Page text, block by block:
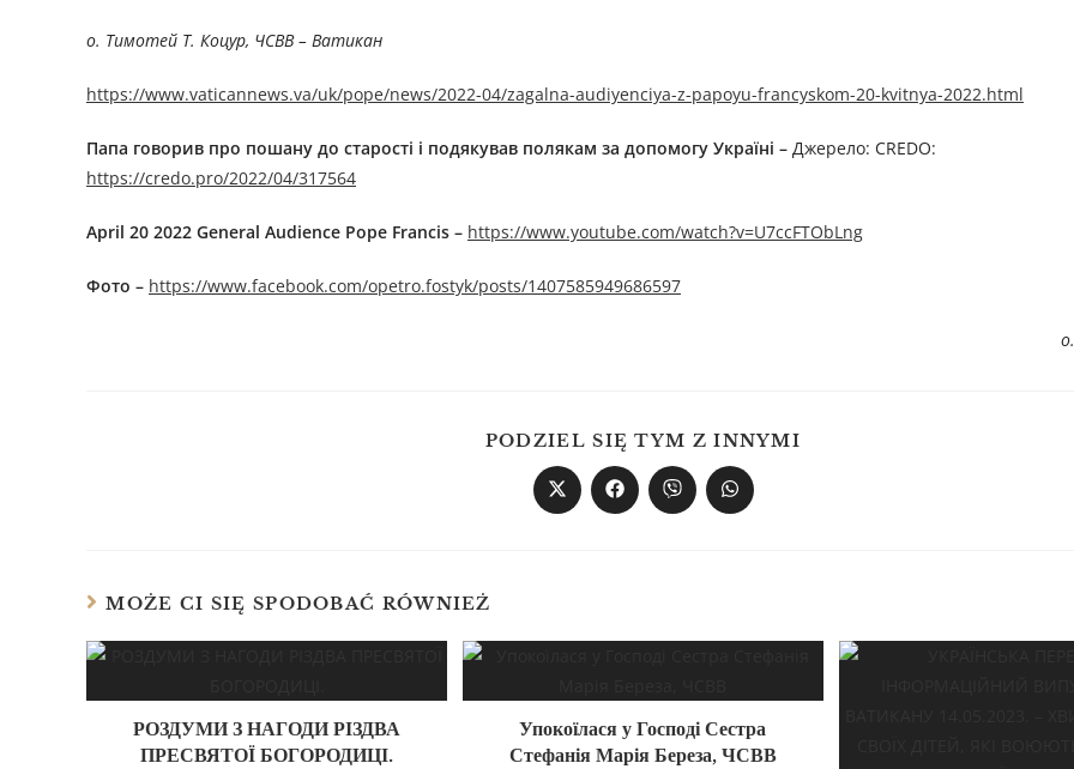
о. Тимотей Т. Коцур, ЧСВВ – Ватикан
https://www.vaticannews.va/uk/pope/news/2022-04/zagalna-audiyenciya-z-papoyu-francyskom-20-kvitnya-2022.html
Папа говорив про пошану до старості і подякував полякам за допомогу Україні – Джерело: CREDO:
https://credo.pro/2022/04/317564
April 20 2022 General Audience Pope Francis – https://www.youtube.com/watch?v=U7ccFTObLng
Фото – https://www.facebook.com/opetro.fostyk/posts/1407585949686597
PODZIEL SIĘ TYM Z INNYMI
MOŻE CI SIĘ SPODOBAĆ RÓWNIEŻ
РОЗДУМИ З НАГОДИ РІЗДВА
ПРЕСВЯТОЇ БОГОРОДИЦІ.
Упокоїлася у Господі Сестра
Стефанія Марія Береза, ЧСВВ